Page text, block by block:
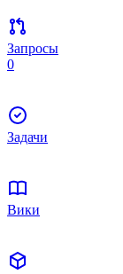
Запросы
0
Задачи
Вики